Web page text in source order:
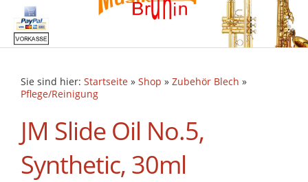
Sie sind hier: Startseite » Shop » Zubehör Blech »
Pflege/Reinigung
JM Slide Oil No.5,
Synthetic, 30ml